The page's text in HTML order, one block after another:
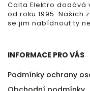
Calta Elektro dodává
od roku 1995. Našich
se jim nabídnout ty
INFORMACE PRO VÁS
Podmínky ochrany